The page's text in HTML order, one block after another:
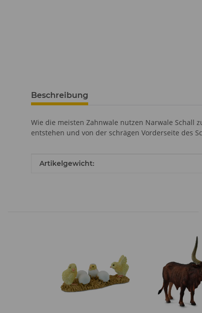
Beschreibung
Wie die meisten Zahnwale nutzen Narwale Schall
entstehen und von der schrägen Vorderseite des
Produkteigenschaft
Wert
Artikelgewicht: